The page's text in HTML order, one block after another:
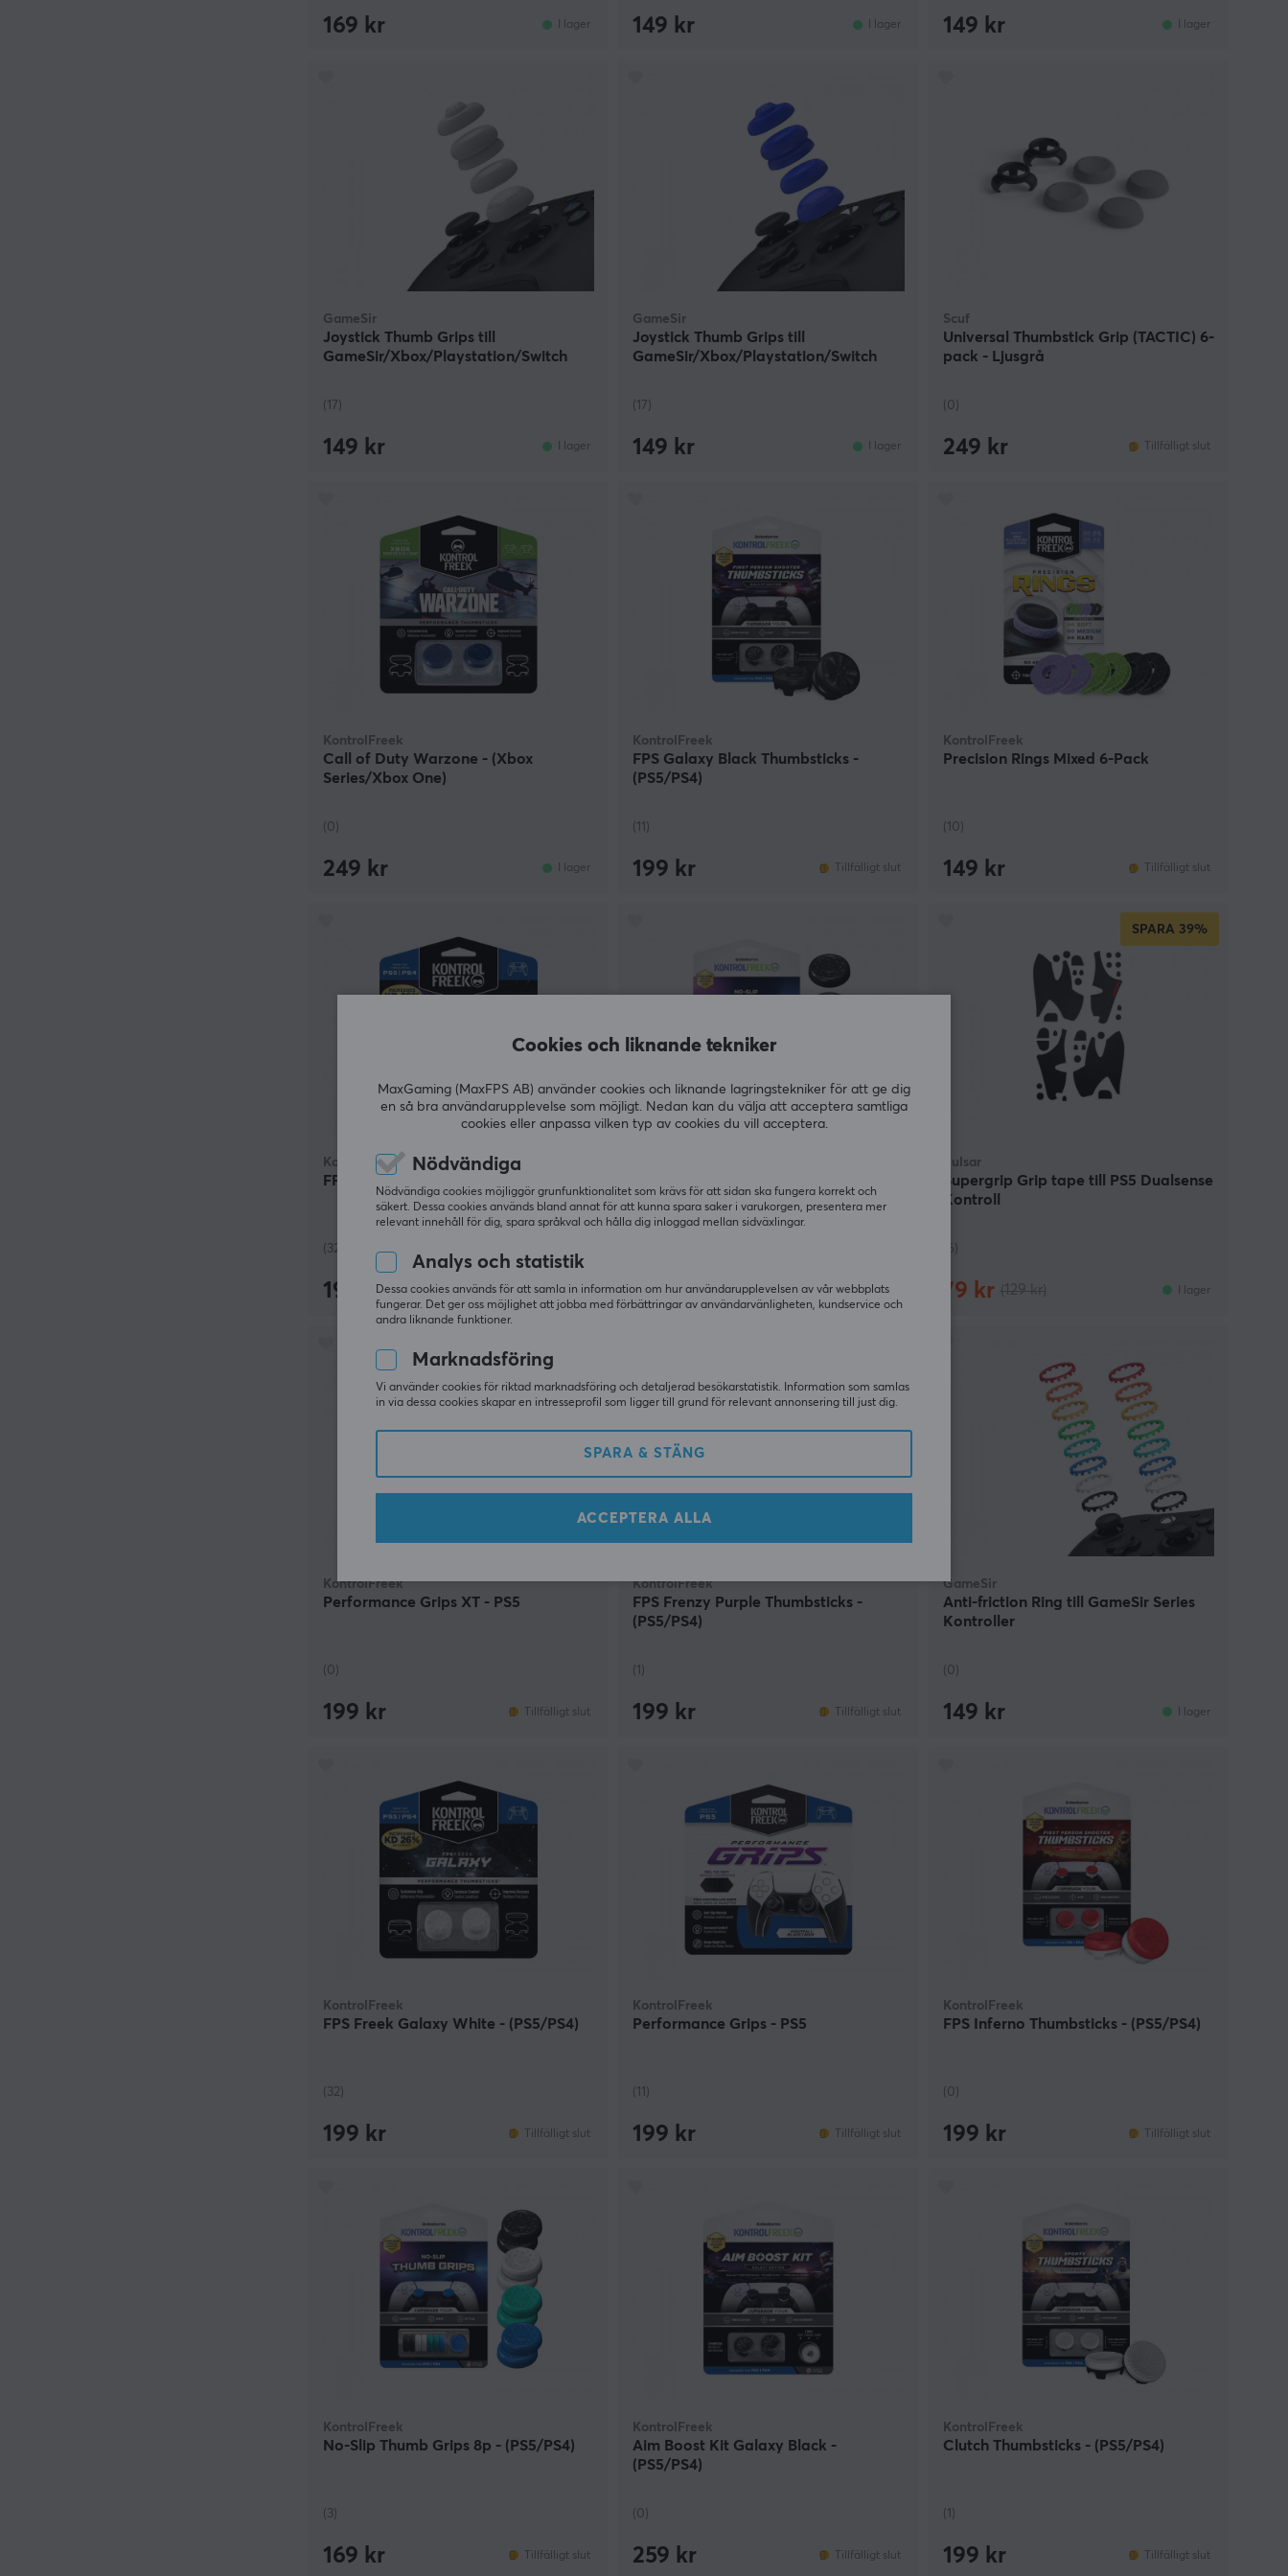
169 kr I lager 149 kr I lager 149 kr I lager
GameSir
Joystick Thumb Grips till
GameSir/Xbox/Playstation/Switch
(17)
149 kr I lager
GameSir
Joystick Thumb Grips till
GameSir/Xbox/Playstation/Switch
(17)
149 kr I lager
Scuf
Universal Thumbstick Grip (TACTIC) 6-
pack - Ljusgrå
(0)
249 kr Tillfälligt slut
KontrolFreek
Call of Duty Warzone - (Xbox
Series/Xbox One)
(0)
249 kr I lager
KontrolFreek
FPS Galaxy Black Thumbsticks -
(PS5/PS4)
(11)
199 kr Tillfälligt slut
KontrolFreek
Precision Rings Mixed 6-Pack
(10)
149 kr Tillfälligt slut
KontrolFreek
FPS Freek Galaxy Purple - (PS5/PS4)
(32)
199 kr Tillfälligt slut 129 kr Tillfälligt slut
SPARA 39%
Pulsar
Supergrip Grip tape till PS5 Dualsense
Kontroll
(6)
79 kr I lager
KontrolFreek
Performance Grips XT - PS5
(0)
199 kr Tillfälligt slut
KontrolFreek
FPS Frenzy Purple Thumbsticks -
(PS5/PS4)
(1)
199 kr Tillfälligt slut
GameSir
Anti-friction Ring till GameSir Series
Kontroller
(0)
149 kr I lager
KontrolFreek
FPS Freek Galaxy White - (PS5/PS4)
(32)
199 kr Tillfälligt slut
KontrolFreek
Performance Grips - PS5
(11)
199 kr Tillfälligt slut
KontrolFreek
FPS Inferno Thumbsticks - (PS5/PS4)
(0)
199 kr Tillfälligt slut
KontrolFreek
No-Slip Thumb Grips 8p - (PS5/PS4)
(3)
169 kr Tillfälligt slut
KontrolFreek
Aim Boost Kit Galaxy Black -
(PS5/PS4)
(0)
259 kr Tillfälligt slut
KontrolFreek
Clutch Thumbsticks - (PS5/PS4)
(1)
199 kr Tillfälligt slut
Cookies och liknande tekniker
MaxGaming (MaxFPS AB) använder cookies och liknande lagringstekniker för att ge dig
en så bra användarupplevelse som möjligt. Nedan kan du välja att acceptera samtliga
cookies eller anpassa vilken typ av cookies du vill acceptera.
Nödvändiga
Nödvändiga cookies möjliggör grunfunktionalitet som krävs för att sidan ska fungera korrekt och
säkert. Dessa cookies används bland annat för att kunna spara saker i varukorgen, presentera mer
relevant innehåll för dig, spara språkval och hålla dig inloggad mellan sidväxlingar.
Analys och statistik
Dessa cookies används för att samla in information om hur användarupplevelsen av vår webbplats
fungerar. Det ger oss möjlighet att jobba med förbättringar av användarvänligheten, kundservice och
andra liknande funktioner.
Marknadsföring
Vi använder cookies för riktad marknadsföring och detaljerad besökarstatistik. Information som samlas
in via dessa cookies skapar en intresseprofil som ligger till grund för relevant annonsering till just dig.
SPARA & STÄNG
ACCEPTERA ALLA